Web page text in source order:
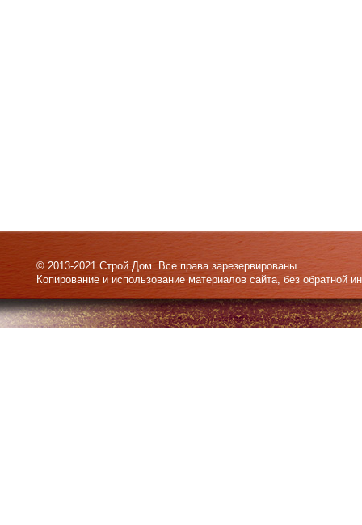
© 2013-2021 Строй Дом. Все права зарезервированы.
Копирование и использование материалов сайта, без обратной